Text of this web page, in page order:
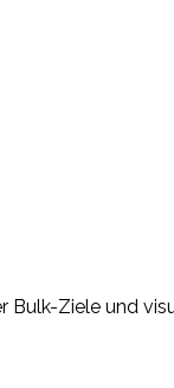
Ziele und